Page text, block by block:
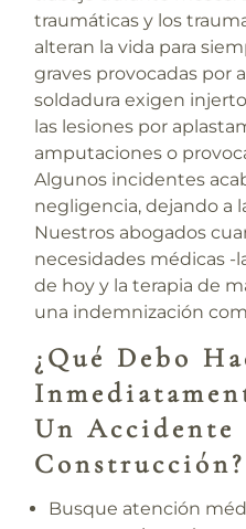
traumáticas y los
alteran la vida para
graves provocadas por
soldadura exigen
las lesiones por
amputaciones o
Algunos incidentes
negligencia, dejando a
Nuestros abogados
necesidades médicas -
de hoy y la terapia de
una indemnización
¿Qué Debo
Un Accidente
Construcción?
Busque atención